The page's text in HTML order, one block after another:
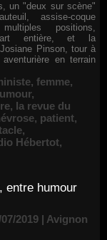
un "deux sur scène"
assise-coque
positions,
entière, et la
Pinson, tour à
en terrain
, femme,
,
, la revue du
, patient,
,
Hébertot,
entre humour
2019 | Avignon